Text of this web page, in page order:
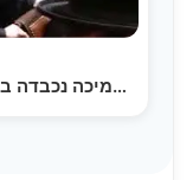
מעמד חלוקת תמיכה נכבדה בבית כ"ק אדמו"ר מסאטמאר שליט"א